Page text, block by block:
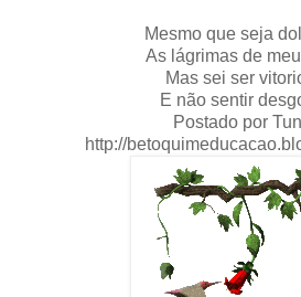
Mesmo que seja
As lágrimas de
Mas sei ser
E não sentir
Postado por
http://